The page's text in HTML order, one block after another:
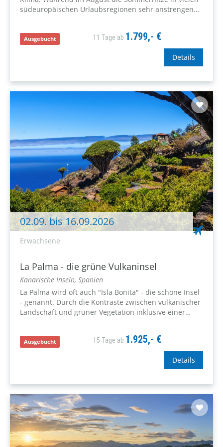
südeuropäischen Urlaubsregionen sehr anstrengend
Ausgebucht 11 Tage ab 1.799,- €
Details
02.09. bis 16.09.2026
Erwachsene
La Palma - die grüne Vulkaninsel
Kanarische Inseln, Spanien
La Palma wird oft auch "Isla Bonita" - die schöne Insel
- genannt. Durch die Kontraste zwischen vulkanischer
Landschaft und grüner Vegetation inklusive einer
Ausgebucht 15 Tage ab 1.925,- €
Details